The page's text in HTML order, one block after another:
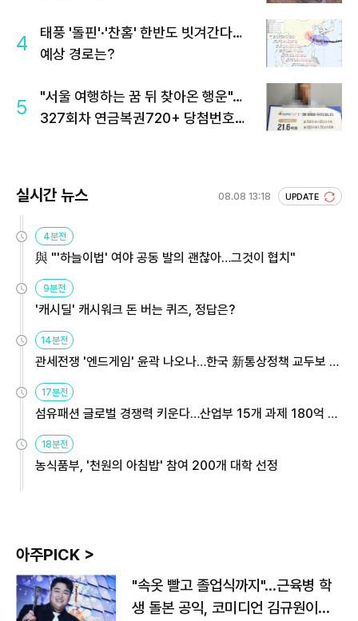
4
태풍 '돌핀'·'찬홈' 한반도 빗겨간다…
예상 경로는?
5
"서울 여행하는 꿈 뒤 찾아온 행운"…
327회차 연금복권720+ 당첨번호조
실시간 뉴스 08.08 13:18 UPDATE
4분전
與 "'하늘이법' 여야 공동 발의 괜찮아…그것이 협치"
9분전
'캐시딜' 캐시워크 돈 버는 퀴즈, 정답은?
14분전
관세전쟁 '엔드게임' 윤곽 나오나…한국 新통상정책 교두보 활
용해야
17분전
섬유패션 글로벌 경쟁력 키운다…산업부 15개 과제 180억 지
원
18분전
농식품부, '천원의 아침밥' 참여 200개 대학 선정
아주PICK >
"속옷 빨고 졸업식까지"…근육병 학
생 돌본 공익, 코미디언 김규원이었